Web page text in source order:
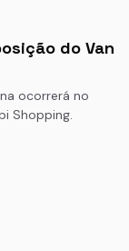
do Van
ocorrerá no
Shopping.